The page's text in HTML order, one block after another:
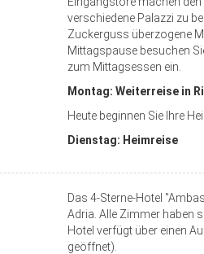
verschiedene Palazzi zu
Zuckerguss überzogene
Mittagspause besuchen
zum Mittagsessen ein.
Montag: Weiterreise in
Heute beginnen Sie Ihre
Dienstag: Heimreise
Das 4-Sterne-Hotel
Adria. Alle Zimmer haben
Hotel verfügt über einen
geöffnet).